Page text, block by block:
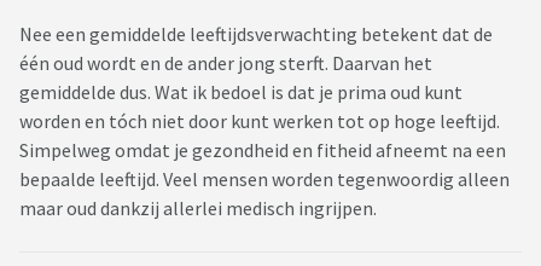
Nee een gemiddelde leeftijdsverwachting betekent dat de
één oud wordt en de ander jong sterft. Daarvan het
gemiddelde dus. Wat ik bedoel is dat je prima oud kunt
worden en tóch niet door kunt werken tot op hoge leeftijd.
Simpelweg omdat je gezondheid en fitheid afneemt na een
bepaalde leeftijd. Veel mensen worden tegenwoordig alleen
maar oud dankzij allerlei medisch ingrijpen.